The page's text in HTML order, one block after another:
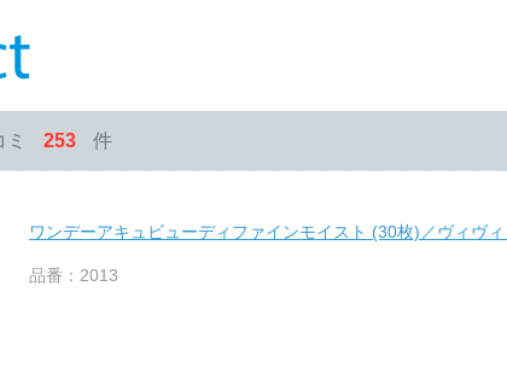
253 件
ワンデーアキュビューディファインモイスト (30枚)／ヴィヴ
品番：2013